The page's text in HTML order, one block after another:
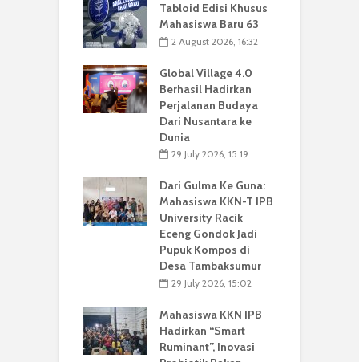
Tabloid Edisi Khusus
Mahasiswa Baru 63
2 August 2026, 16:32
Global Village 4.0
Berhasil Hadirkan
Perjalanan Budaya
Dari Nusantara ke
Dunia
29 July 2026, 15:19
Dari Gulma Ke Guna:
Mahasiswa KKN-T IPB
University Racik
Eceng Gondok Jadi
Pupuk Kompos di
Desa Tambaksumur
29 July 2026, 15:02
Mahasiswa KKN IPB
Hadirkan “Smart
Ruminant”, Inovasi